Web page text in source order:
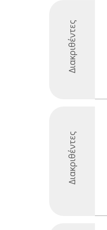
Διακριθέντες
Διακριθέντες